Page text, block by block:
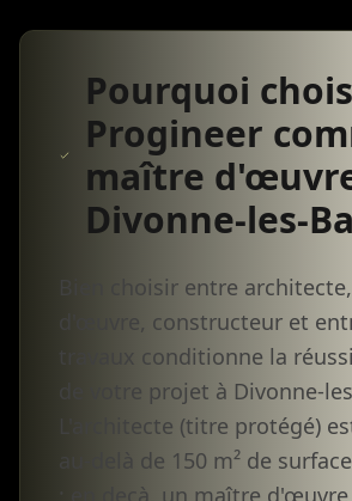
Pourquoi
Progineer
maître
Divonne-les-
Bien choisir entre
d'œuvre, constructeur et
travaux conditionne la
de votre projet à Divonne-
L'architecte (titre protégé)
au-delà de 150 m² de